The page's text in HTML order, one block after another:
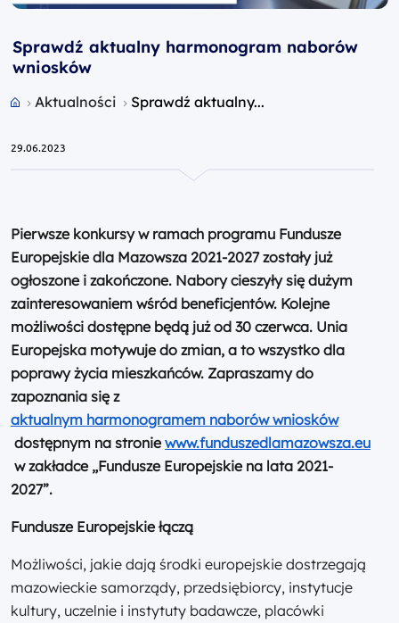
Sprawdź aktualny harmonogram naborów
wniosków
Przejdź do strony głównej portalu
Aktualności Sprawdź aktualny...
29.06.2023
Pierwsze konkursy w ramach programu Fundusze
Europejskie dla Mazowsza 2021-2027 zostały już
ogłoszone i zakończone. Nabory cieszyły się dużym
zainteresowaniem wśród beneficjentów. Kolejne
możliwości dostępne będą już od 30 czerwca. Unia
Europejska motywuje do zmian, a to wszystko dla
poprawy życia mieszkańców. Zapraszamy do
zapoznania się z
aktualnym harmonogramem naborów wniosków
dostępnym na stronie www.funduszedlamazowsza.eu
w zakładce „Fundusze Europejskie na lata 2021-
2027”.
Fundusze Europejskie łączą
Możliwości, jakie dają środki europejskie dostrzegają
mazowieckie samorządy, przedsiębiorcy, instytucje
kultury, uczelnie i instytuty badawcze, placówki